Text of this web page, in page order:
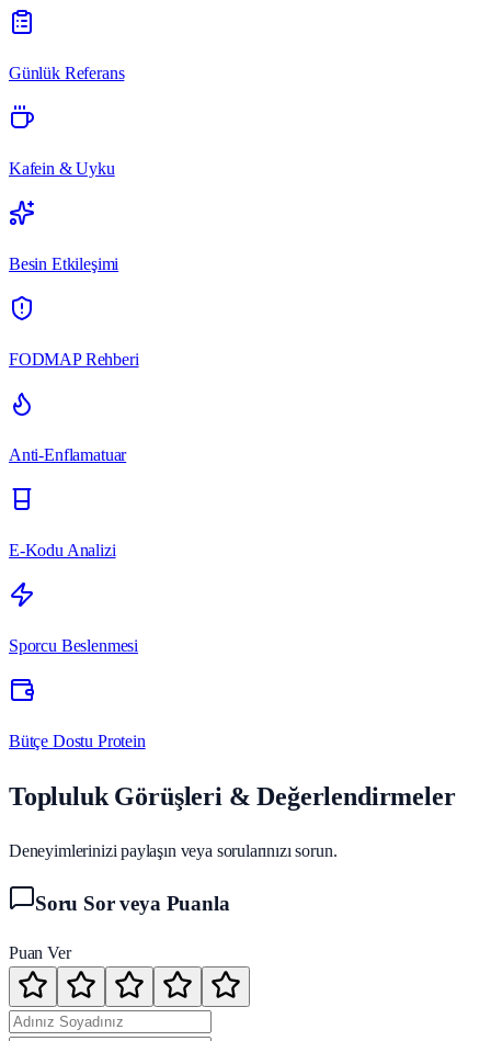
Günlük Referans
Kafein & Uyku
Besin Etkileşimi
FODMAP Rehberi
Anti-Enflamatuar
E-Kodu Analizi
Sporcu Beslenmesi
Bütçe Dostu Protein
Topluluk Görüşleri & Değerlendirmeler
Deneyimlerinizi paylaşın veya sorularınızı sorun.
Soru Sor veya Puanla
Puan Ver